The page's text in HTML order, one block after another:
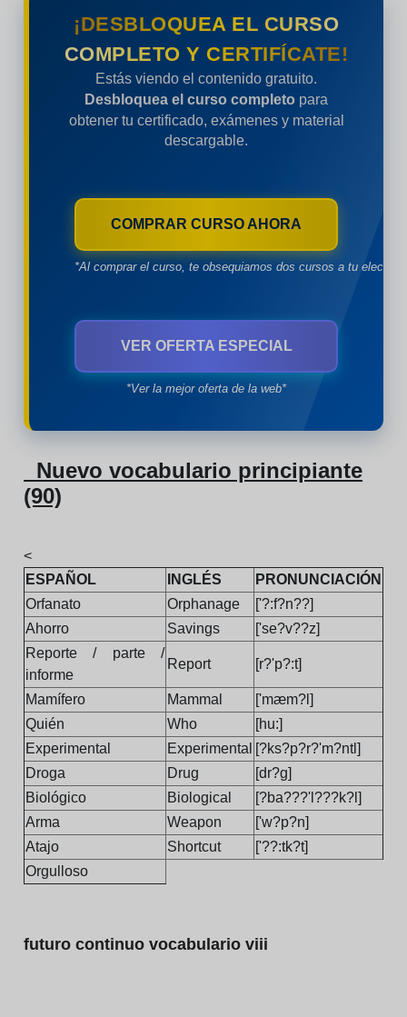
¡DESBLOQUEA EL CURSO
COMPLETO Y CERTIFÍCATE!
Estás viendo el contenido gratuito.
Desbloquea el curso completo para
obtener tu certificado, exámenes y material
descargable.
COMPRAR CURSO AHORA
*Al comprar el curso, te obsequiamos dos cursos a tu
VER OFERTA ESPECIAL
*Ver la mejor oferta de la web*
Nuevo vocabulario principiante
(90)
<
ESPAÑOL
INGLÉS
PRONUNCIACIÓN
Orfanato
Orphanage
['?:f?n??]
Ahorro
Savings
['se?v??z]
Reporte / parte /
informe
Report [r?'p?:t]
Mamífero Mammal
['mæm?l]
Quién
Who
[hu:]
Experimental
Experimental [?ks?p?r?'m?ntl]
Droga
Drug
[dr?g]
Biológico
Biological
[?ba???'l???k?l]
Arma
Weapon
['w?p?n]
Atajo
Shortcut
['??:tk?t]
Orgulloso
futuro continuo vocabulario viii